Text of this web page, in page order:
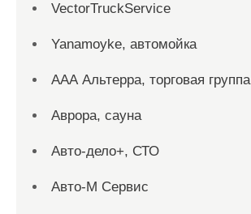
VectorTruckService
Yanamoyke, автомойка
ААА Альтерра, торговая группа
Аврора, сауна
Авто-дело+, СТО
Авто-М Сервис